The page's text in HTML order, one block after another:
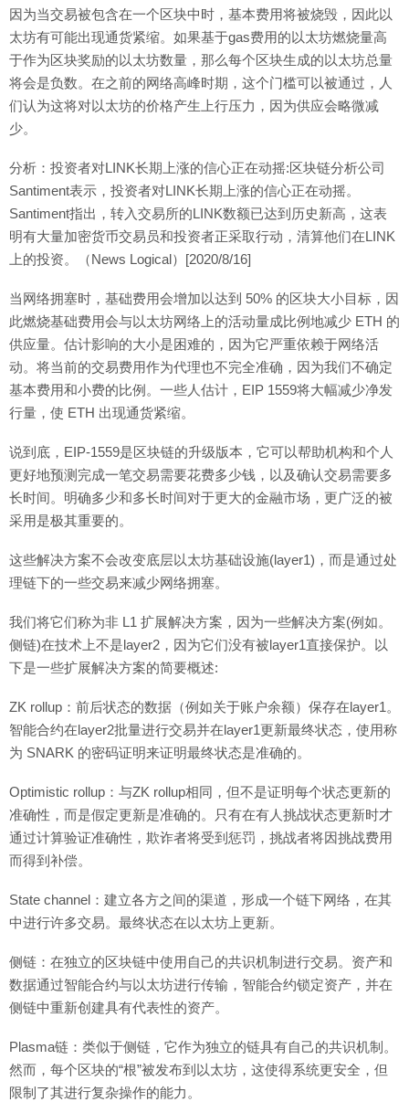
因为当交易被包含在一个区块中时，基本费用将被烧毁，因此以
太坊有可能出现通货紧缩。如果基于gas费用的以太坊燃烧量高
于作为区块奖励的以太坊数量，那么每个区块生成的以太坊总量
将会是负数。在之前的网络高峰时期，这个门槛可以被通过，人
们认为这将对以太坊的价格产生上行压力，因为供应会略微减
少。
分析：投资者对LINK长期上涨的信心正在动摇:区块链分析公司
Santiment表示，投资者对LINK长期上涨的信心正在动摇。
Santiment指出，转入交易所的LINK数额已达到历史新高，这表
明有大量加密货币交易员和投资者正采取行动，清算他们在LINK
上的投资。（News Logical）[2020/8/16]
当网络拥塞时，基础费用会增加以达到 50% 的区块大小目标，因
此燃烧基础费用会与以太坊网络上的活动量成比例地减少 ETH 的
供应量。估计影响的大小是困难的，因为它严重依赖于网络活
动。将当前的交易费用作为代理也不完全准确，因为我们不确定
基本费用和小费的比例。一些人估计，EIP 1559将大幅减少净发
行量，使 ETH 出现通货紧缩。
说到底，EIP-1559是区块链的升级版本，它可以帮助机构和个人
更好地预测完成一笔交易需要花费多少钱，以及确认交易需要多
长时间。明确多少和多长时间对于更大的金融市场，更广泛的被
采用是极其重要的。
这些解决方案不会改变底层以太坊基础设施(layer1)，而是通过处
理链下的一些交易来减少网络拥塞。
我们将它们称为非 L1 扩展解决方案，因为一些解决方案(例如。
侧链)在技术上不是layer2，因为它们没有被layer1直接保护。以
下是一些扩展解决方案的简要概述:
ZK rollup：前后状态的数据（例如关于账户余额）保存在layer1。
智能合约在layer2批量进行交易并在layer1更新最终状态，使用称
为 SNARK 的密码证明来证明最终状态是准确的。
Optimistic rollup：与ZK rollup相同，但不是证明每个状态更新的
准确性，而是假定更新是准确的。只有在有人挑战状态更新时才
通过计算验证准确性，欺诈者将受到惩罚，挑战者将因挑战费用
而得到补偿。
State channel：建立各方之间的渠道，形成一个链下网络，在其
中进行许多交易。最终状态在以太坊上更新。
侧链：在独立的区块链中使用自己的共识机制进行交易。资产和
数据通过智能合约与以太坊进行传输，智能合约锁定资产，并在
侧链中重新创建具有代表性的资产。
Plasma链：类似于侧链，它作为独立的链具有自己的共识机制。
然而，每个区块的“根”被发布到以太坊，这使得系统更安全，但
限制了其进行复杂操作的能力。